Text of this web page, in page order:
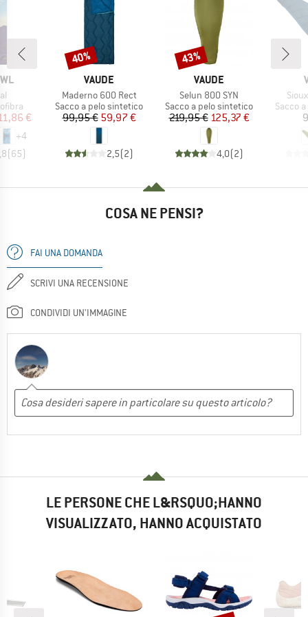
ridotto
€
+4
(65)
MARCHIO
VAUDE
Articolo
Maderno 600 Rect
Gruppo di prodotti
Sacco a pelo sintetico
Prezzo
99,95 €Prezzo ridotto
59,97 €
2,5(2)
Sconto
40%
MARCHIO
VAUDE
Articolo
Selun 800 SYN
Gruppo di prodotti
Sacco a pelo sintetico
Prezzo
219,95 €Prezzo ridotto
125,37 €
4,0(2)
Sconto
43%
Sacco
COSA NE PENSI?
FAI UNA DOMANDA
SCRIVI UNA RECENSIONE
CONDIVIDI UN'IMMAGINE
LE PERSONE CHE L&RSQUO;HANNO
VISUALIZZATO, HANNO ACQUISTATO